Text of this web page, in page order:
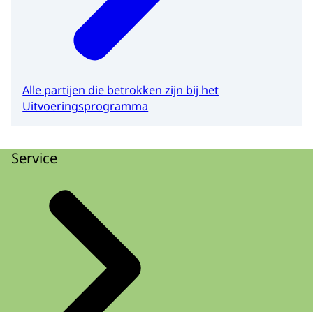
Alle partijen die betrokken zijn bij het
Uitvoeringsprogramma
Service